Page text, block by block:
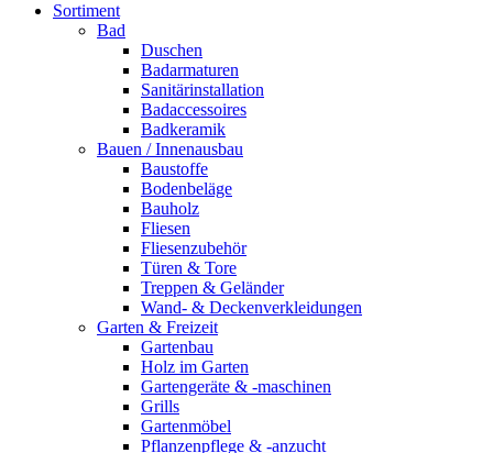
Sortiment
Bad
Duschen
Badarmaturen
Sanitärinstallation
Badaccessoires
Badkeramik
Bauen / Innenausbau
Baustoffe
Bodenbeläge
Bauholz
Fliesen
Fliesenzubehör
Türen & Tore
Treppen & Geländer
Wand- & Deckenverkleidungen
Garten & Freizeit
Gartenbau
Holz im Garten
Gartengeräte & -maschinen
Grills
Gartenmöbel
Pflanzenpflege & -anzucht